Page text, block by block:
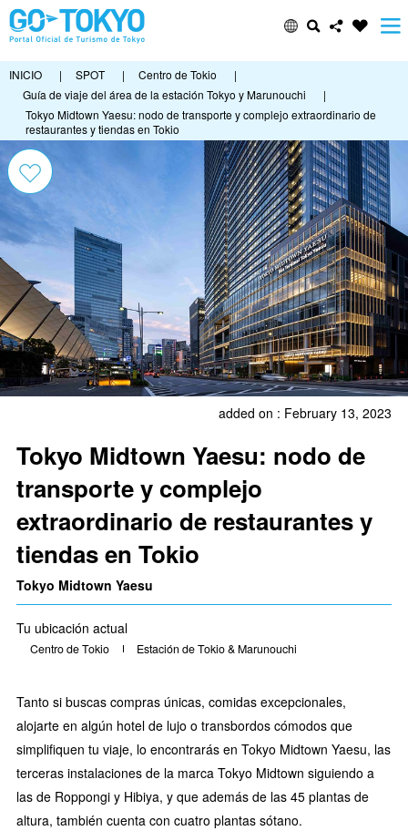
INICIO | SPOT | Centro de Tokio
|
Guía de viaje del área de la estación Tokyo y Marunouchi
|
Tokyo Midtown Yaesu: nodo de transporte y complejo extraordinario de
restaurantes y tiendas en Tokio
added on : February 13, 2023
Tokyo Midtown Yaesu: nodo de
transporte y complejo
extraordinario de restaurantes y
tiendas en Tokio
Tokyo Midtown Yaesu
Tu ubicación actual
Centro de Tokio Estación de Tokio & Marunouchi
Tanto si buscas compras únicas, comidas excepcionales,
alojarte en algún hotel de lujo o transbordos cómodos que
simplifiquen tu viaje, lo encontrarás en Tokyo Midtown Yaesu, las
terceras instalaciones de la marca Tokyo Midtown siguiendo a
las de Roppongi y Hibiya, y que además de las 45 plantas de
altura, también cuenta con cuatro plantas sótano.